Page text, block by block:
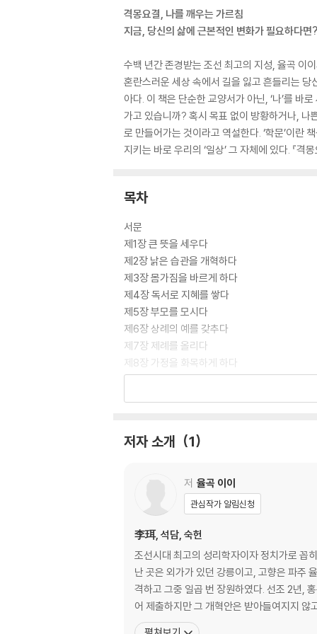
격몽요결, 나를 깨우는 가르침
지금, 당신의 삶에 근본적인 변화가 필요하다면?
수백 년간 존경받는 조선 최고의 지성, 율곡 이
혼란스러운 세상 속에서 길을 잃고 흔들리는
아다. 이 책은 단순한 교양서가 아닌, ‘나’를 바
가고 있습니까? 혹시 목표 없이 방황하거나, 나
로 만들어가는 것이라고 역설한다. ‘학문’이란
지키는 바로 우리의 ‘일상’ 그 자체에 있다. 『
목차
서문
제1장 큰 뜻을 세우다
제2장 낡은 습관을 개혁하다
제3장 몸가짐을 바르게 하다
제4장 독서로 지혜를 쌓다
제5장 부모를 모시다
제6장 상례의 예를 갖추다
제7장 제례를 올리다
제8장 가정을 화목하게 하다
제9장 인간관계를 바르게 하다
저자 소개 1
저 율곡 이이
관심작가 알림신청
李珥, 석담, 숙헌
조선시대 최고의 성리학자이자 정치가로
난 곳은 외가가 있던 강릉이고, 고향은 파주
격하고 그중 일곱 번 장원하였다. 선조 2년, 홍문관 교리였던 율곡은 일종의 연구 휴가인 사가독서를 얻는다. 그 기간에 열정적인 정책 제안서인 [동호문답東湖問答]을 지
어 제출하지만 그 개혁안은 받아들여지지 않